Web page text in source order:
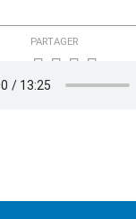
PARTAGER